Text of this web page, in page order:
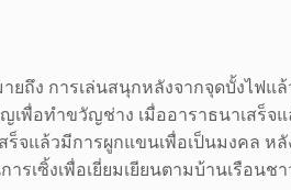
ยถึง การเล่นสนุกหลังจากจุดบั้งไฟ
เพื่อทำขวัญช่าง เมื่ออาราธนาเส
จแล้วมีการผูกแขนเพื่อเป็นมงคล
ารเซิ้งเพื่อเยี่ยมเยียนตามบ้านเรือ